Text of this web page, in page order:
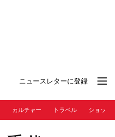
ニュースレターに登録
カルチャー トラベル ショッピ